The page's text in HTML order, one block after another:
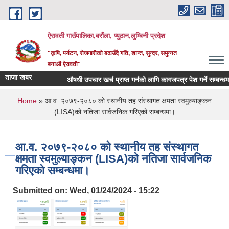
Skip to main content
ऐरावती गाउँपालिका,बरौंला, प्युठान,लुम्बिनी प्रदेश
"कृषि, पर्यटन, रोजगारीको बढाउँदै गति, शान्त, सुन्दर, समुन्नत
बनाऔं ऐरावती"
ताजा खबर औषधी उपचार खर्च प्राप्त गर्नको लागि कागजपत्र पेश गर्ने सम्बन्धमा ।
You are here
Home » आ.व. २०७९-२०८० को स्थानीय तह संस्थागत क्षमता स्वमुल्याङ्कन
(LISA)को नतिजा सार्वजनिक गरिएको सम्बन्धमा।
आ.व. २०७९-२०८० को स्थानीय तह संस्थागत
क्षमता स्वमुल्याङ्कन (LISA)को नतिजा सार्वजनिक
गरिएको सम्बन्धमा।
Submitted on: Wed, 01/24/2024 - 15:22